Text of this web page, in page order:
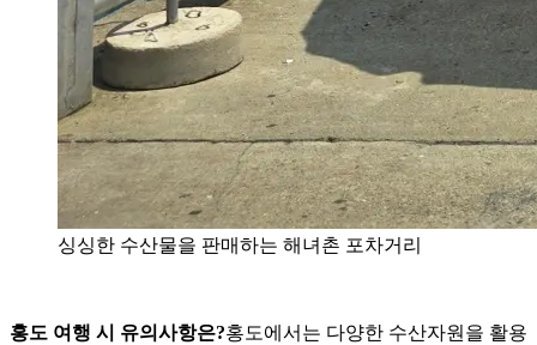
싱싱한 수산물을 판매하는 해녀촌 포차거리
홍도 여행 시 유의사항은?홍도에서는 다양한 수산자원을 활용